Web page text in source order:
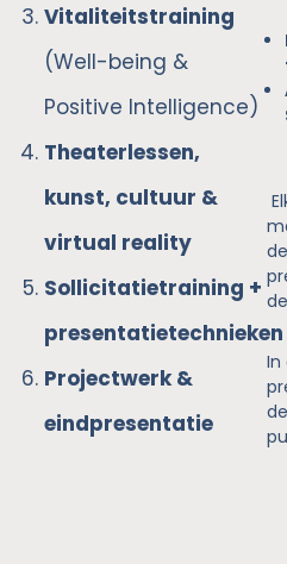
Vitaliteitstraining
(Well-being &
Positive Intelligence)
Theaterlessen,
kunst, cultuur &
virtual reality
Sollicitatietraining +
presentatietechnieken
Projectwerk &
eindpresentatie
In